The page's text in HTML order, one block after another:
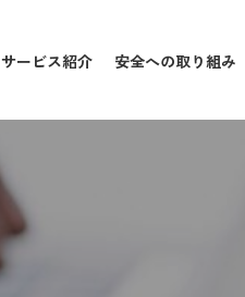
サービス紹介 安全への取り組み